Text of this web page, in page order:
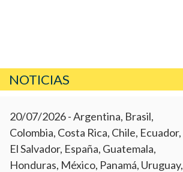
NOTICIAS
20/07/2026- Argentina, Brasil,
Colombia, Costa Rica, Chile, Ecuador,
El Salvador, España, Guatemala,
Honduras, México, Panamá, Uruguay,